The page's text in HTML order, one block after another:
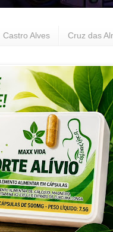
Castro Alves Cruz das